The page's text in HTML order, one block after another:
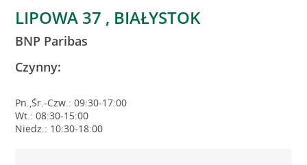
LIPOWA 37 , BIAŁYSTOK
BNP Paribas
Czynny:
Pn.,Śr.-Czw.: 09:30-17:00
Wt.: 08:30-15:00
Niedz.: 10:30-18:00